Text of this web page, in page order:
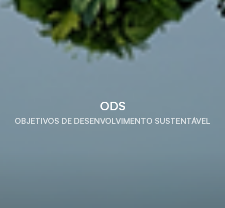
ODS
OBJETIVOS DE DESENVOLVIMENTO SUSTENTÁVEL